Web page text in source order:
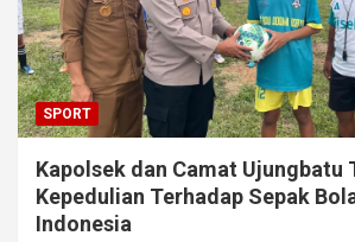
SPORT
Kapolsek dan Camat Ujungbatu
Kepedulian Terhadap Sepak
Indonesia